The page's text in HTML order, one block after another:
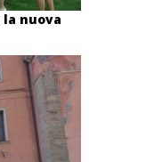
nuova